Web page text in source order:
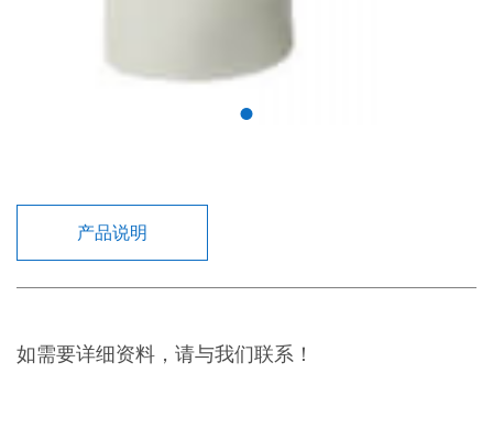
产品说明
如需要详细资料，请与我们联系！